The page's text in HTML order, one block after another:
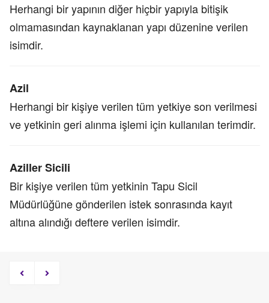
Herhangi bir yapının diğer hiçbir yapıyla bitişik
olmamasından kaynaklanan yapı düzenine verilen
isimdir.
Azil
Herhangi bir kişiye verilen tüm yetkiye son verilmesi
ve yetkinin geri alınma işlemi için kullanılan terimdir.
Aziller Sicili
Bir kişiye verilen tüm yetkinin Tapu Sicil
Müdürlüğüne gönderilen istek sonrasında kayıt
altına alındığı deftere verilen isimdir.